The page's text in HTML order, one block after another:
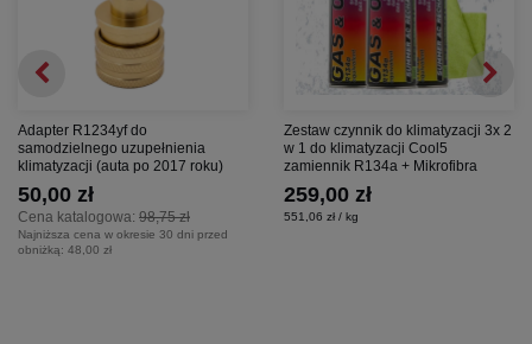
Adapter R1234yf do
samodzielnego uzupełnienia
klimatyzacji (auta po 2017 roku)
Cena katalogowa: 98,75 zł
50,00 zł
Najniższa cena w okresie 30 dni przed
obniżką: 48,00 zł
Zestaw czynnik do klimatyzacji 3x 2
w 1 do klimatyzacji Cool5
zamiennik R134a + Mikrofibra
259,00 zł
551,06 zł / kg